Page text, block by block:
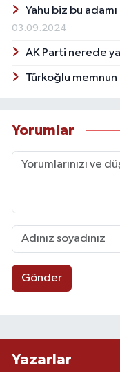
Yahu biz bu
03.09.2024
AK Parti nerede
Türkoğlu
Yorumlar
Gönder
Yazarlar